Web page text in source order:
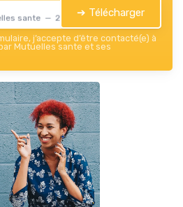
sante — 2026 ➔ Télécharger
j’accepte d’être contacté(e) à
Mutuelles sante et ses